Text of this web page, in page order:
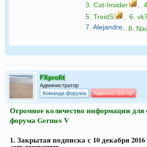
3. Cat-Insider 4.
5. TreidS 6.
7. Alejandre 8.
FXprofit
Администратор
Команда форума
Администратор
Огромное количество информации для
форума Germes V
1. Закрытая подписка с 10 декабря 2016